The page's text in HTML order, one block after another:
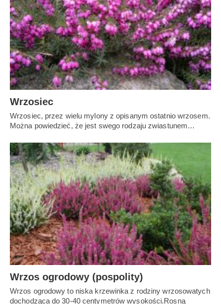
Wrzosiec
Wrzosiec, przez wielu mylony z opisanym ostatnio wrzosem.
Można powiedzieć, że jest swego rodzaju zwiastunem…
Wrzos ogrodowy (pospolity)
Wrzos ogrodowy to niska krzewinka z rodziny wrzosowatych
dochodząca do 30-40 centymetrów wysokości.Rosną